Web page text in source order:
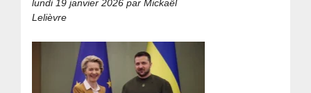
lundi 19 janvier 2026 par Mickaël
Lelièvre